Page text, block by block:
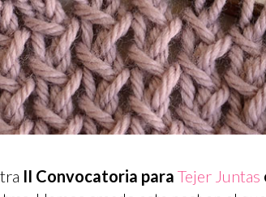
II Convocatoria para Tejer Juntas